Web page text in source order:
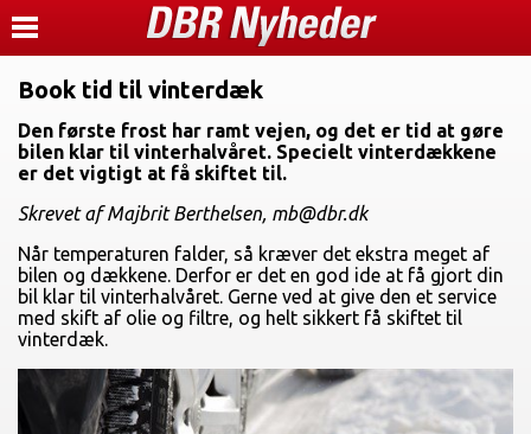
Book tid til vinterdæk
Den første frost har ramt vejen, og det er tid at gøre
bilen klar til vinterhalvåret. Specielt vinterdækkene
er det vigtigt at få skiftet til.
Skrevet af Majbrit Berthelsen, mb@dbr.dk
Når temperaturen falder, så kræver det ekstra meget af
bilen og dækkene. Derfor er det en god ide at få gjort din
bil klar til vinterhalvåret. Gerne ved at give den et service
med skift af olie og filtre, og helt sikkert få skiftet til
vinterdæk.